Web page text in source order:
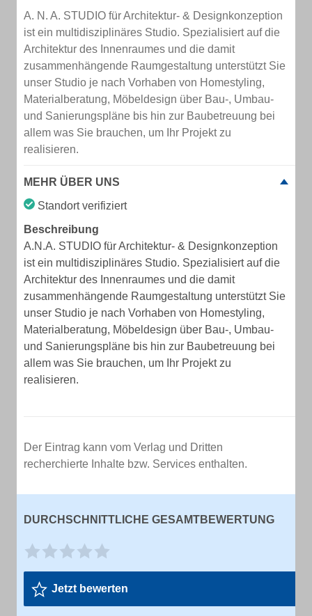
A. N. A. STUDIO für Architektur- & Designkonzeption
ist ein multidisziplinäres Studio. Spezialisiert auf die
Architektur des Innenraumes und die damit
zusammenhängende Raumgestaltung unterstützt Sie
unser Studio je nach Vorhaben von Homestyling,
Materialberatung, Möbeldesign über Bau-, Umbau-
und Sanierungspläne bis hin zur Baubetreuung bei
allem was Sie brauchen, um Ihr Projekt zu
realisieren.
MEHR ÜBER UNS
Standort verifiziert
Beschreibung
A.N.A. STUDIO für Architektur- & Designkonzeption
ist ein multidisziplinäres Studio. Spezialisiert auf die
Architektur des Innenraumes und die damit
zusammenhängende Raumgestaltung unterstützt Sie
unser Studio je nach Vorhaben von Homestyling,
Materialberatung, Möbeldesign über Bau-, Umbau-
und Sanierungspläne bis hin zur Baubetreuung bei
allem was Sie brauchen, um Ihr Projekt zu
realisieren.
Der Eintrag kann vom Verlag und Dritten
recherchierte Inhalte bzw. Services enthalten.
DURCHSCHNITTLICHE GESAMTBEWERTUNG
Jetzt bewerten